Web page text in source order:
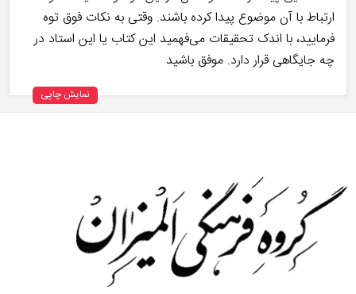
ارتباط با آن موضوع پیدا کرده باشند. وقتی به نکات فوق توه
فرمایید، با اندک تحقیقات می‌فهمید این کتاب یا این استاد در
چه جایگاهی قرار دارد. موفق باشید
نمایش چاپی